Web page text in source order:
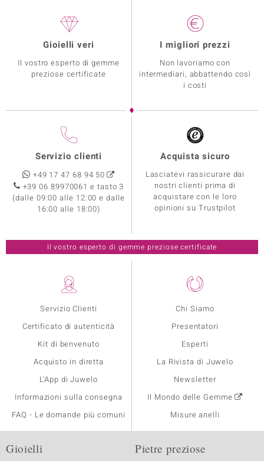
Servizio Clienti
Certificato di autenticità
Kit di benvenuto
Acquisto in diretta
L'App di Juwelo
Informazioni sulla consegna
FAQ - Le domande più comuni
Chi Siamo
Presentatori
Esperti
La Rivista di Juwelo
Newsletter
Il Mondo delle Gemme
Misure anelli
Gioielli veri
Il vostro esperto di gemme
preziose certificate
I migliori prezzi
Non lavoriamo con
intermediari, abbattendo così
i costi
Servizio clienti
+49 17 47 68 94 50
+39 06 89970061 e tasto 3
(dalle 09:00 alle 12:00 e dalle
16:00 alle 18:00)
Acquista sicuro
Lasciatevi rassicurare dai
nostri clienti prima di
acquistare con le loro
opinioni su Trustpilot
Il vostro esperto di gemme preziose certificate
Gioielli Pietre preziose